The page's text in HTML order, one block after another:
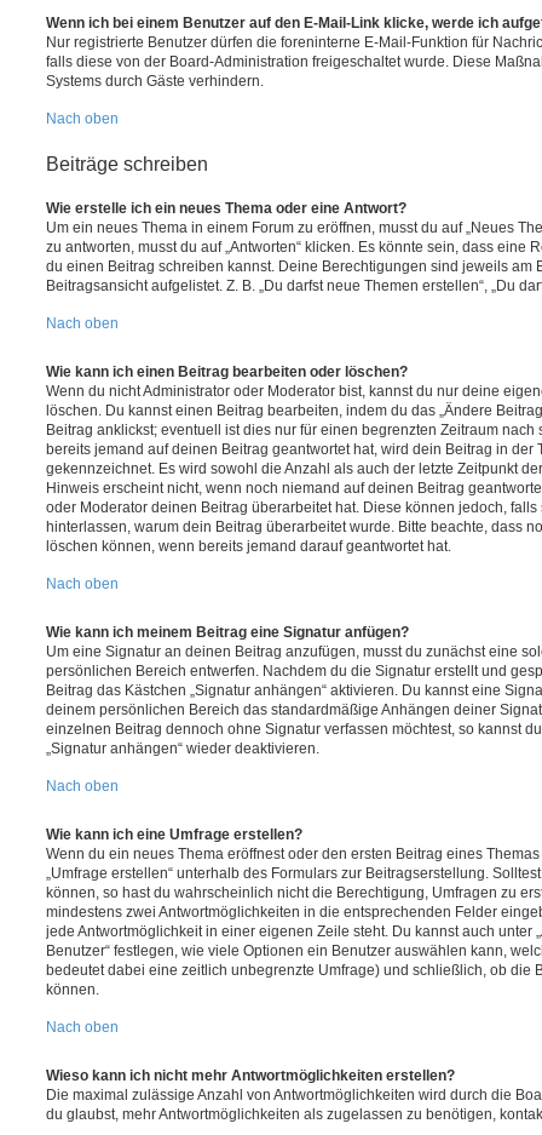
Wenn ich bei einem Benutzer auf den E-Mail-Link klicke, werde ich
Nur registrierte Benutzer dürfen die foreninterne E-Mail-Funktion für
falls diese von der Board-Administration freigeschaltet wurde. Diese
Systems durch Gäste verhindern.
Nach oben
Beiträge schreiben
Wie erstelle ich ein neues Thema oder eine Antwort?
Um ein neues Thema in einem Forum zu eröffnen, musst du auf „Neues
zu antworten, musst du auf „Antworten“ klicken. Es könnte sein, dass eine
du einen Beitrag schreiben kannst. Deine Berechtigungen sind jeweils am
Beitragsansicht aufgelistet. Z. B. „Du darfst neue Themen erstellen“, „Du
Nach oben
Wie kann ich einen Beitrag bearbeiten oder löschen?
Wenn du nicht Administrator oder Moderator bist, kannst du nur deine
löschen. Du kannst einen Beitrag bearbeiten, indem du das „Ändere
Beitrag anklickst; eventuell ist dies nur für einen begrenzten Zeitraum
bereits jemand auf deinen Beitrag geantwortet hat, wird dein Beitrag in der
gekennzeichnet. Es wird sowohl die Anzahl als auch der letzte Zeitpunkt
Hinweis erscheint nicht, wenn noch niemand auf deinen Beitrag
oder Moderator deinen Beitrag überarbeitet hat. Diese können jedoch,
hinterlassen, warum dein Beitrag überarbeitet wurde. Bitte beachte, dass
löschen können, wenn bereits jemand darauf geantwortet hat.
Nach oben
Wie kann ich meinem Beitrag eine Signatur anfügen?
Um eine Signatur an deinen Beitrag anzufügen, musst du zunächst eine
persönlichen Bereich entwerfen. Nachdem du die Signatur erstellt und
Beitrag das Kästchen „Signatur anhängen“ aktivieren. Du kannst eine
deinem persönlichen Bereich das standardmäßige Anhängen deiner
einzelnen Beitrag dennoch ohne Signatur verfassen möchtest, so kannst
„Signatur anhängen“ wieder deaktivieren.
Nach oben
Wie kann ich eine Umfrage erstellen?
Wenn du ein neues Thema eröffnest oder den ersten Beitrag eines
„Umfrage erstellen“ unterhalb des Formulars zur Beitragserstellung.
können, so hast du wahrscheinlich nicht die Berechtigung, Umfragen zu
mindestens zwei Antwortmöglichkeiten in die entsprechenden Felder
jede Antwortmöglichkeit in einer eigenen Zeile steht. Du kannst auch unter
Benutzer“ festlegen, wie viele Optionen ein Benutzer auswählen kann,
bedeutet dabei eine zeitlich unbegrenzte Umfrage) und schließlich, ob die
können.
Nach oben
Wieso kann ich nicht mehr Antwortmöglichkeiten erstellen?
Die maximal zulässige Anzahl von Antwortmöglichkeiten wird durch die
du glaubst, mehr Antwortmöglichkeiten als zugelassen zu benötigen,